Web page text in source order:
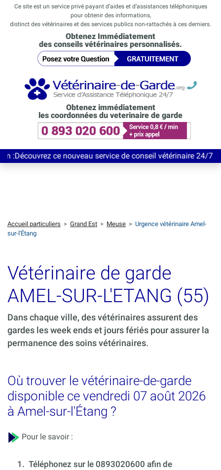
Ce site est un service privé payant d’aides et d’assistances téléphoniques
pour obtenir des informations,
distinct des vétérinaires et des services publics non-rattachés à ces derniers.
Obtenez Immédiatement
des conseils vétérinaires personnalisés.
Obtenez immédiatement
les coordonnées du veterinaire de garde
ce nouveau service de conseil vétérinaire 24/7
Accueil particuliers > Grand Est > Meuse > Urgence vétérinaire Amel-
sur-l'Étang
Vétérinaire de garde
AMEL-SUR-L'ETANG (55)
Dans chaque ville, des vétérinaires assurent des
gardes les week ends et jours fériés pour assurer la
permanence des soins vétérinaires.
Où trouver le vétérinaire-de-garde
disponible ce vendredi 07 août 2026
à Amel-sur-l'Étang ?
Pour le savoir :
1. Téléphonez sur le 0893020600 afin de